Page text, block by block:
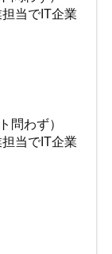
当でIT企業
問わず）
当でIT企業